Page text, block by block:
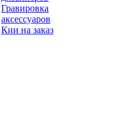
Гравировка
аксессуаров
Кии на заказ